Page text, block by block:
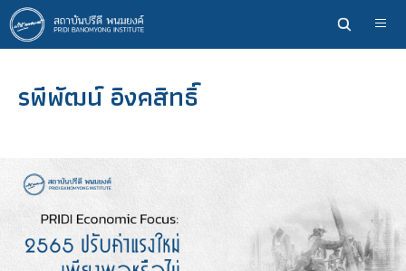
ข้าม
ไป
ยัง
หลักรพีพัฒน์ อิงคสิทธิ์